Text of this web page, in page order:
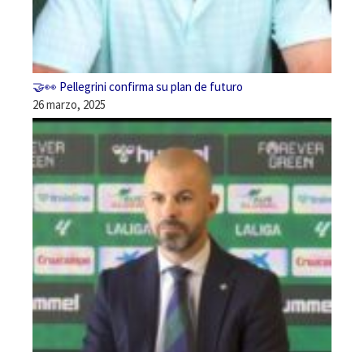
🤝👀 Pellegrini confirma su plan de futuro
26 marzo, 2025